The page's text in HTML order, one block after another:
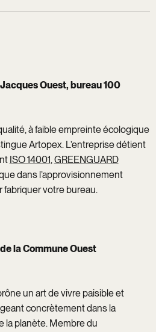
Ouest, bureau 100
à faible empreinte écologique
Artopex. L’entreprise détient
ISO 14001,GREENGUARD
dans l’approvisionnement
fabriquer votre bureau.
la Commune Ouest
un art de vivre paisible et
concrètement dans la
la planète. Membre du